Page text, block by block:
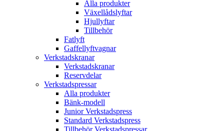
Alla produkter
Växellådslyftar
Hjullyftar
Tillbehör
Fatlyft
Gaffellyftvagnar
Verkstadskranar
Verkstadskranar
Reservdelar
Verkstadspressar
Alla produkter
Bänk-modell
Junior Verkstadspress
Standard Verkstadspress
Tillbehör Verkstadspressar